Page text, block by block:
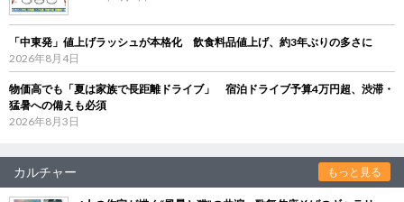
「中東発」値上げラッシュが本格化 飲食料品値上げ、約3年ぶりの多さに
2026年8月4日
物価高でも「夏は家族で長距離ドライブ」 宿泊ドライブ予算4万円超、渋滞・
猛暑への備えも必須
2026年8月3日
カルチャー もっと見る